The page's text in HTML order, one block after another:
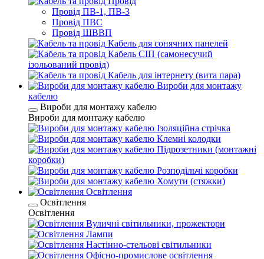
Провід ПВ-1, ПВ-3
Провід ПВС
Провід ШВВП
Кабель для сонячних панелей
Кабель СІП (самонесучий
ізольований провід)
Кабель для інтернету (вита пара)
Вироби для монтажу
кабелю
Вироби для монтажу кабелю
Вироби для монтажу кабелю
Ізоляційна стрічка
Клемні колодки
Підрозетники (монтажні
коробки)
Розподільчі коробки
Хомути (стяжки)
Освітлення
Освітлення
Освітлення
Вуличні світильники, прожектори
Лампи
Настінно-стельові світильники
Офісно-промислове освітлення